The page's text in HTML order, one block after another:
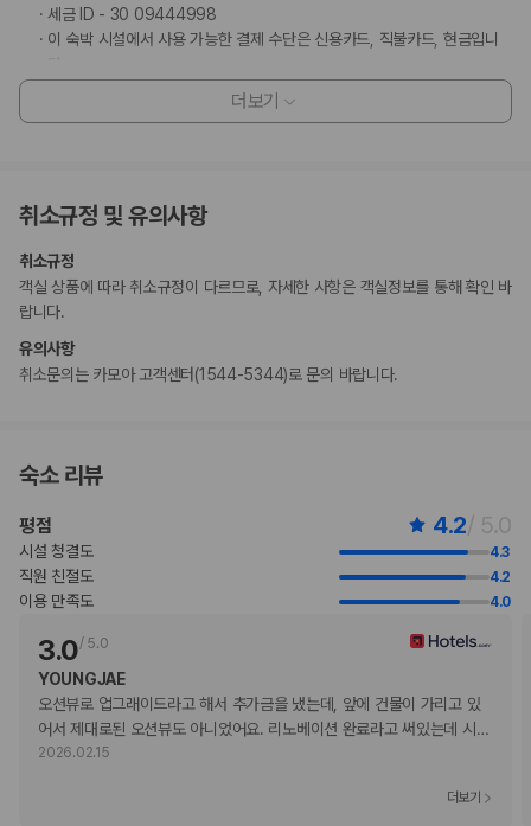
세금 ID - 30 09444998
이 숙박 시설에서 사용 가능한 결제 수단은 신용카드, 직불카드, 현금입니
이 숙박 시설에는 어린이에게 적합하지 않을 수 있는 발코니, 파티오, 테라
스와 같은 야외 공간이 있습니다. 이 부분이 염려되시면 도착 전에 숙박 시
수영장 이용 시간은 08:30 ~ 18:00입니다.
않고 이용할 경우 무료로 숙박할 수 있습니다.
이용 상황에 따라 객실 연결이 가능하며, 예약 확인 메일에 나와 있는 번호
로 숙박 시설에 직접 연락하여 요청하실 수 있습니다.
비대면 체크아웃 서비스를 이용하실 수 있습니다.
이 숙박 시설에서는 고객의 모든 성적 지향과 성 정체성을 존중합니다(성소
수자(LGBTQ+) 환영).
는 해당 세금이 포함될 수 있음).
리조트 이용료에 포함된 항목:
기타 포함 사항
해변 이용
피트니스/요가 강습
수영장 이용
이 숙박 시설에서 제공한 모든 요금 정보가 포함되어 있습니다.
부가 정보
더보기
취소규정 및 유의사항
취소규정
객실 상품에 따라 취소규정이 다르므로, 자세한 사항은 객실정보를 통해 확인 바
랍니다.
유의사항
취소문의는 카모아 고객센터(1544-5344)로 문의 바랍니다.
숙소 리뷰
평점 4.2/ 5.0
시설 청결도 4.3
직원 친절도 4.2
이용 만족도 4.0
3.0/ 5.0
YOUNGJAE
오션뷰로 업그래이드라고 해서 추가금을 냈는데, 앞에 건물이 가리고 있
어서 제대로된 오션뷰도 아니었어요. 리노베이션 완료라고 써있는데 시 …
2026.02.15
더보기